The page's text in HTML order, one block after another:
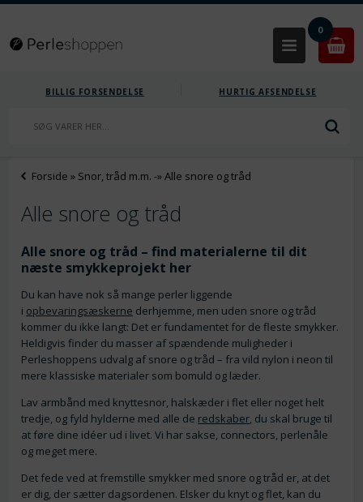
0
BILLIG FORSENDELSE HURTIG AFSENDELSE
Forside » Snor, tråd m.m. -»Alle snore og tråd
Alle snore og tråd
Alle snore og tråd – find materialerne til dit
næste smykkeprojekt her
Du kan have nok så mange perler liggende
i opbevaringsæskerne derhjemme, men uden snore og tråd
kommer du ikke langt: Det er fundamentet for de fleste smykker.
Heldigvis finder du masser af spændende muligheder i
Perleshoppens udvalg af snore og tråd – fra vild nylon i neon til
mere klassiske materialer som bomuld og læder.
Lav armbånd med knyttesnor, halskæder i flet eller noget helt
tredje, og fyld hylderne med alle de redskaber, du skal bruge til
at føre dine idéer ud i livet. Vi har sakse, connectors, perlenåle
og meget mere.
Det fede ved at fremstille smykker med snore og tråd er, at det
er dig, der sætter dagsordenen. Elsker du knyt og flet, kan du